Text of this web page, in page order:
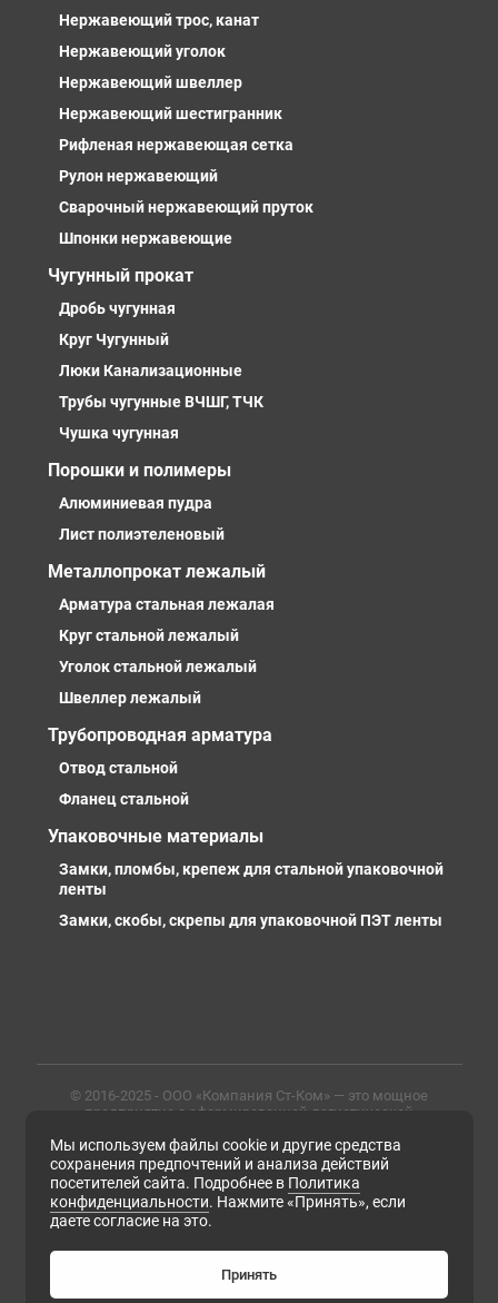
Нержавеющий трос, канат
Нержавеющий уголок
Нержавеющий швеллер
Нержавеющий шестигранник
Рифленая нержавеющая сетка
Рулон нержавеющий
Сварочный нержавеющий пруток
Шпонки нержавеющие
Чугунный прокат
Дробь чугунная
Круг Чугунный
Люки Канализационные
Трубы чугунные ВЧШГ, ТЧК
Чушка чугунная
Порошки и полимеры
Алюминиевая пудра
Лист полиэтеленовый
Металлопрокат лежалый
Арматура стальная лежалая
Круг стальной лежалый
Уголок стальной лежалый
Швеллер лежалый
Трубопроводная арматура
Отвод стальной
Фланец стальной
Упаковочные материалы
Замки, пломбы, крепеж для стальной упаковочной
ленты
Замки, скобы, скрепы для упаковочной ПЭТ ленты
© 2016-2025 - ООО «Компания Ст-Ком» — это мощное
предприятие с сформированной логистической
профессиональными сотрудниками. Предлагаем
металлопрокат любых марок, типов и размеров с
доставкой в России и СНГ
ИНН 6679102638, ОГРН 1169658133171
Согласие на обработку персональных данных
Согласие на получение рассылки рекламно-
информационных материалов
Мы используем файлы cookie и другие средства
сохранения предпочтений и анализа действий
посетителей сайта. Подробнее в Политика
конфиденциальности. Нажмите «Принять», если
даете согласие на это.
Принять